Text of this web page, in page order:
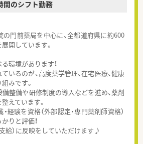
のシフト勤務
門前薬局を中心に、全都道府県に約600
開しています。
環境があります！
いるのが、高度薬学管理、在宅医療、健康
みです。
整備や研修制度の導入などを進め、薬剤
えています。
経験を資格（外部認定・専門薬剤師資格）
りと評価！
給）に反映をしていただけます♪